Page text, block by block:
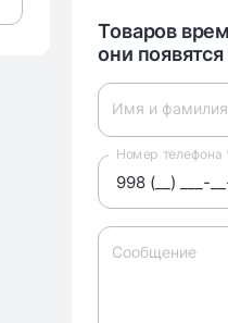
Товаров
они появятся
Имя и
Номер телефона
Сообщение